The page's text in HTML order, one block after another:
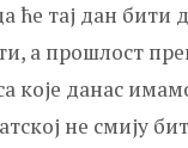
тај дан бити
а прошлост
које данас
не смију